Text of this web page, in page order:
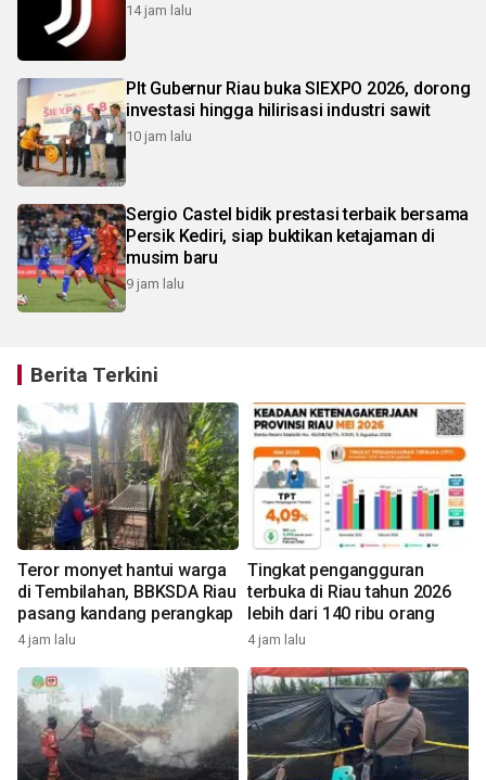
14 jam lalu
Plt Gubernur Riau buka SIEXPO 2026, dorong
investasi hingga hilirisasi industri sawit
10 jam lalu
Sergio Castel bidik prestasi terbaik bersama
Persik Kediri, siap buktikan ketajaman di
musim baru
9 jam lalu
Berita Terkini
Teror monyet hantui warga
di Tembilahan, BBKSDA Riau
pasang kandang perangkap
4 jam lalu
Tingkat pengangguran
terbuka di Riau tahun 2026
lebih dari 140 ribu orang
4 jam lalu